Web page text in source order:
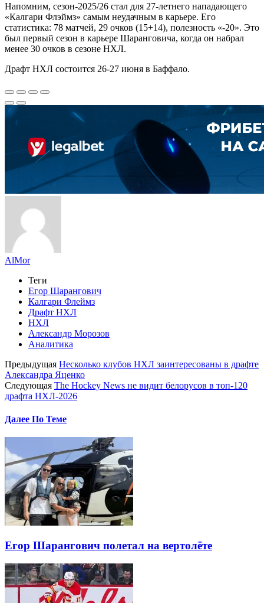
Напомним, сезон-2025/26 стал для 27-летнего нападающего
«Калгари Флэймз» самым неудачным в карьере. Его
статистика: 78 матчей, 29 очков (15+14), полезность «-20». Это
был первый сезон в карьере Шаранговича, когда он набрал
менее 30 очков в сезоне НХЛ.
Драфт НХЛ состоится 26-27 июня в Баффало.
AlMor
Теги
Егор Шарангович
Калгари Флеймз
Драфт НХЛ
НХЛ
Александр Морозов
Аналитика
Предыдущая Несколько клубов НХЛ заинтересованы в драфте
Александра Яценко
Следующая The Hockey News не видит белорусов в топ-120
драфта НХЛ-2026
Далее По Теме
Егор Шарангович полетал на вертолёте